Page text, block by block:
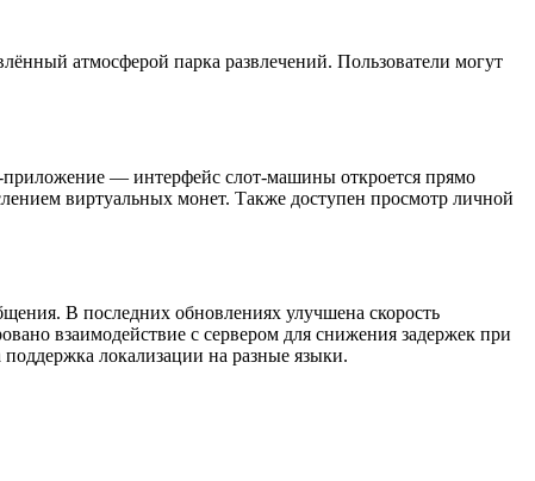
атмосферой парка развлечений. Пользователи могут
приложение — интерфейс слот-машины откроется прямо
виртуальных монет. Также доступен просмотр личной
В последних обновлениях улучшена скорость
взаимодействие с сервером для снижения задержек при
локализации на разные языки.